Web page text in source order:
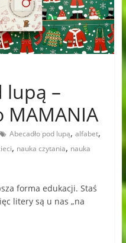
lupą –
Abecadło pod lupą, alfabet,
, nauka czytania, nauka
forma edukacji. Staś
litery są u nas „na